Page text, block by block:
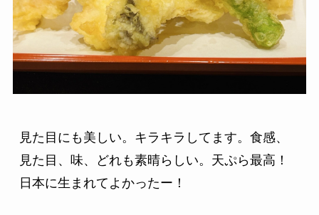
見た目にも美しい。キラキラしてます。食感、
見た目、味、どれも素晴らしい。天ぷら最高！
日本に生まれてよかったー！